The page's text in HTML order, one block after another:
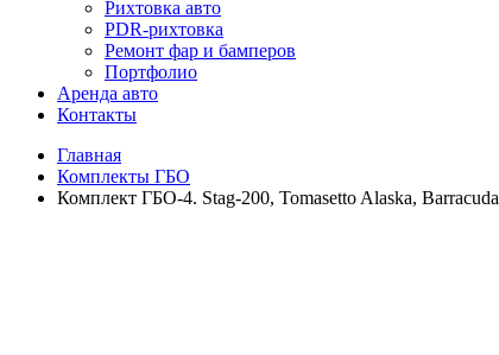
Рихтовка авто
PDR-рихтовка
Ремонт фар и бамперов
Портфолио
Аренда авто
Контакты
Главная
Комплекты ГБО
Комплект ГБО-4. Stag-200, Tomasetto Alaska, Barracuda